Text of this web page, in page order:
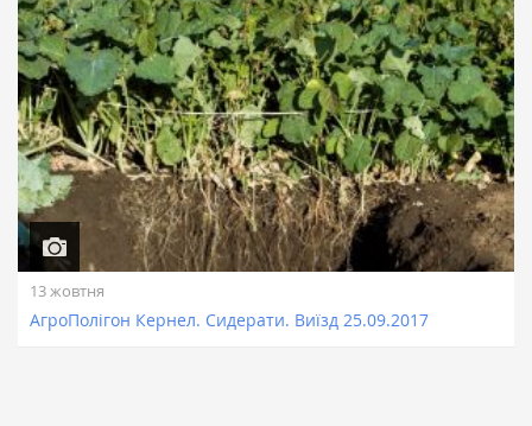
13 жовтня
АгроПолігон Кернел. Сидерати. Виїзд 25.09.2017